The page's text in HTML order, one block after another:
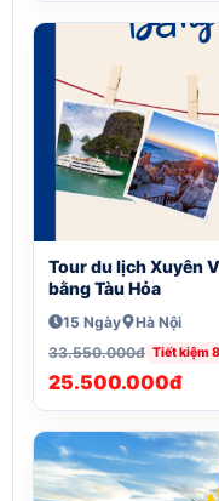
Tour du lịch Xuyên
bằng Tàu Hỏa
15 Ngày
Hà Nội
33.550.000đ Tiết kiệm
25.500.000đ